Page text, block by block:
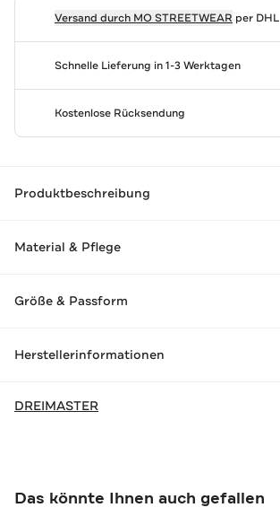
Versand durch MO STREETWEAR per DHL
Schnelle Lieferung in 1-3 Werktagen
Kostenlose Rücksendung
Produktbeschreibung
Material & Pflege
Größe & Passform
Herstellerinformationen
DREIMASTER
Das könnte Ihnen auch gefallen